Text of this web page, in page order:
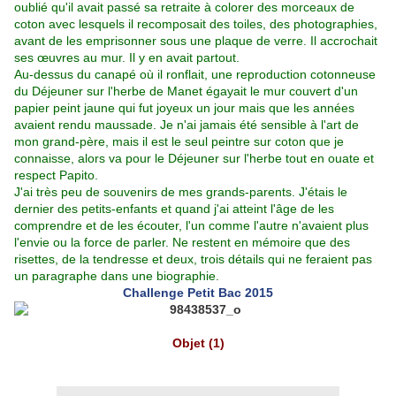
oublié qu'il avait passé sa retraite à colorer des morceaux de
coton avec lesquels il recomposait des toiles, des photographies,
avant de les emprisonner sous une plaque de verre. Il accrochait
ses œuvres au mur. Il y en avait partout.
Au-dessus du canapé où il ronflait, une reproduction cotonneuse
du Déjeuner sur l'herbe de Manet égayait le mur couvert d'un
papier peint jaune qui fut joyeux un jour mais que les années
avaient rendu maussade. Je n'ai jamais été sensible à l'art de
mon grand-père, mais il est le seul peintre sur coton que je
connaisse, alors va pour le Déjeuner sur l'herbe tout en ouate et
respect Papito.
J'ai très peu de souvenirs de mes grands-parents. J'étais le
dernier des petits-enfants et quand j'ai atteint l'âge de les
comprendre et de les écouter, l'un comme l'autre n'avaient plus
l'envie ou la force de parler. Ne restent en mémoire que des
risettes, de la tendresse et deux, trois détails qui ne feraient pas
un paragraphe dans une biographie.
Challenge Petit Bac 2015
Objet (1)